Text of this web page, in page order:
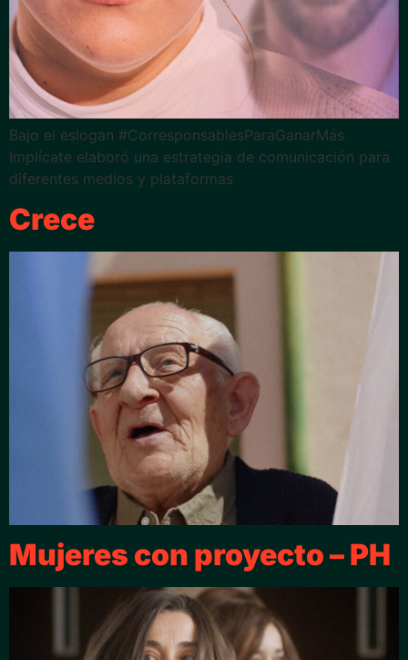
Bajo el eslogan #CorresponsablesParaGanarMás
Implícate elaboró una estrategia de comunicación para
diferentes medios y plataformas
Crece
Mujeres con proyecto – PH